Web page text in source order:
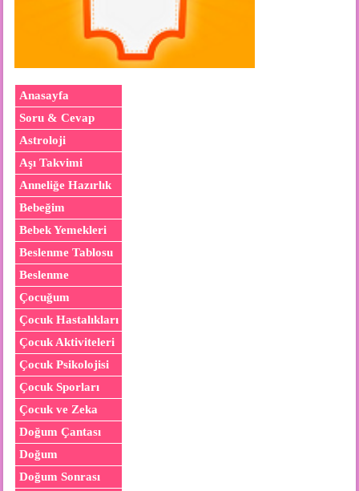
Anasayfa
Soru & Cevap
Astroloji
Aşı Takvimi
Anneliğe Hazırlık
Bebeğim
Bebek Yemekleri
Beslenme Tablosu
Beslenme
Çocuğum
Çocuk Hastalıkları
Çocuk Aktiviteleri
Çocuk Psikolojisi
Çocuk Sporları
Çocuk ve Zeka
Doğum Çantası
Doğum
Doğum Sonrası